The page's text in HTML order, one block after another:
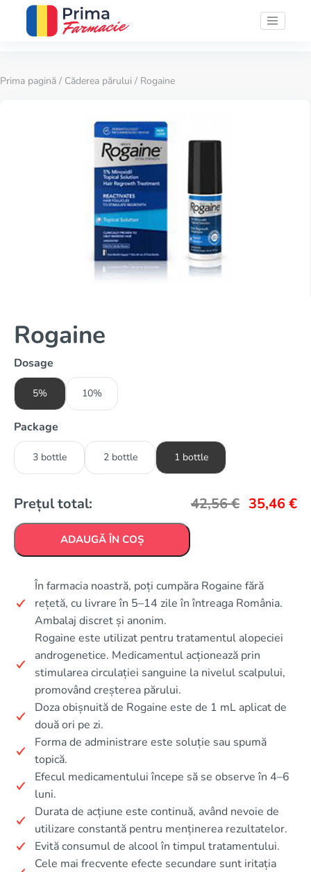
Prima pagină / Căderea părului / Rogaine
Rogaine
Dosage
5% 10%
Package
3 bottle 2 bottle 1 bottle
Prețul total: 42,56€ 35,46€
ADAUGĂ ÎN COȘ
În farmacia noastră, poți cumpăra Rogaine fără
rețetă, cu livrare în 5–14 zile în întreaga România.
Ambalaj discret și anonim.
Rogaine este utilizat pentru tratamentul alopeciei
androgenetice. Medicamentul acționează prin
stimularea circulației sanguine la nivelul scalpului,
promovând creșterea părului.
Doza obișnuită de Rogaine este de 1 mL aplicat de
două ori pe zi.
Forma de administrare este soluție sau spumă
topică.
Efecul medicamentului începe să se observe în 4–6
luni.
Durata de acțiune este continuă, având nevoie de
utilizare constantă pentru menținerea rezultatelor.
Evită consumul de alcool în timpul tratamentului.
Cele mai frecvente efecte secundare sunt iritația